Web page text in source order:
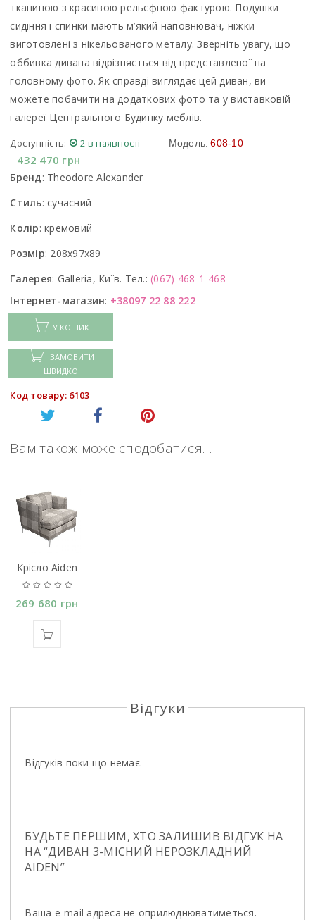
тканиною з красивою рельєфною фактурою. Подушки
сидіння і спинки мають м’який наповнювач, ніжки
виготовлені з нікельованого металу. Зверніть увагу, що
оббивка дивана відрізняється від представленої на
головному фото. Як справді виглядає цей диван, ви
можете побачити на додаткових фото та у виставковій
галереї Центрального Будинку меблів.
Доступність: 2 в наявності Модель: 608-10
432 470 грн
Бренд: Theodore Alexander
Стиль: сучасний
Колір:кремовий
Розмір: 208x97x89
Галерея: Galleria, Київ. Тел.: (067) 468-1-468
Інтернет-магазин: +38097 22 88 222
У КОШИК
ЗАМОВИТИ
ШВИДКО
Код товару: 6103
Вам також може сподобатися…
Крісло Aiden
269 680 грн
Відгуки
Відгуків поки що немає.
БУДЬТЕ ПЕРШИМ, ХТО ЗАЛИШИВ ВІДГУК НА
НА “ДИВАН 3-МІСНИЙ НЕРОЗКЛАДНИЙ
AIDEN”
Ваша e-mail адреса не оприлюднюватиметься.